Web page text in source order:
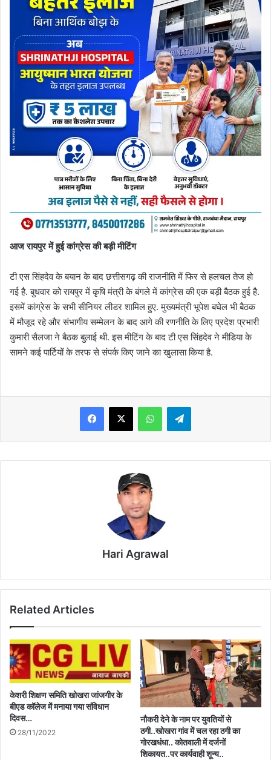
आज रायपुर में हुई कांग्रेस की बड़ी मीटिंग
टी एस सिंहदेव के बयान के बाद छत्तीसगढ़ की राजनीति में फिर से हलचल तेज हो
गई है. बुधवार को रायपुर में कृषि मंत्री के बंगले में कांग्रेस की एक बड़ी बैठक हुई है.
इसमें कांग्रेस के सभी सीनियर लीडर शामिल हुए. मुख्यमंत्री भूपेश बघेल भी बैठक
में मौजूद रहे और संभागीय सम्मेलन के बाद आगे की रणनीति के लिए प्रदेश प्रभारी
कुमारी सैलजा ने बैठक बुलाई थी. इस मीटिंग के बाद टी एस सिंहदेव ने मीडिया के
सामने कई पार्टियों के तरफ से संपर्क किए जाने का खुलासा किया है.
WhatsAppTelegram
Hari Agrawal
Related Articles
केशरी शिक्षण समिति खोखरा जांजगीर के
बीएड कॉलेज में मनाया गया संविधान
दिवस…
28/11/2022
नौकरी देने के नाम पर युवतियों से
ठगी..खोखरा गांव में चल रहा ठगी का
गोरखधंधा.. कोतवाली में दर्जनों
शिकायत..पर कार्यवाही शून्य..